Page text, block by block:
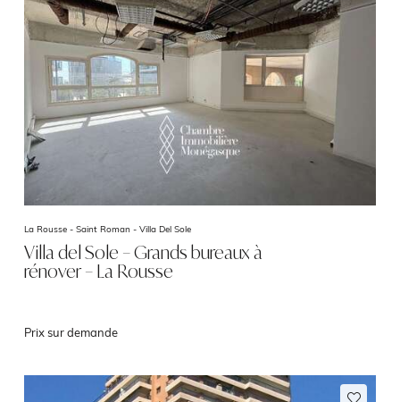
La Rousse - Saint Roman - Villa Del Sole
Villa del Sole – Grands bureaux à
rénover – La Rousse
Prix sur demande